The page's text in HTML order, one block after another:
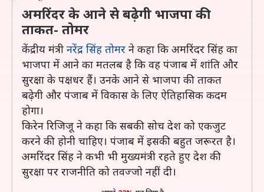
अमरिंदर के आने से बढ़ेगी भाजपा की
ताकत- तोमर
केंद्रीय मंत्री नरेंद्र सिंह तोमर ने कहा कि अमरिंदर सिंह का
भाजपा में आने का मतलब है कि वह पंजाब में शांति और
सुरक्षा के पक्षधर हैं। उनके आने से भाजपा की ताकत
बढ़ेगी और पंजाब में विकास के लिए ऐतिहासिक कदम
होगा।
किरेन रिजिजू ने कहा कि सबकी सोच देश को एकजुट
करने की होनी चाहिए। पंजाब में इसकी बहुत जरूरत है।
अमरिंदर सिंह ने कभी भी मुख्यमंत्री रहते हुए देश की
सुरक्षा पर राजनीति को तवज्जो नहीं दी।